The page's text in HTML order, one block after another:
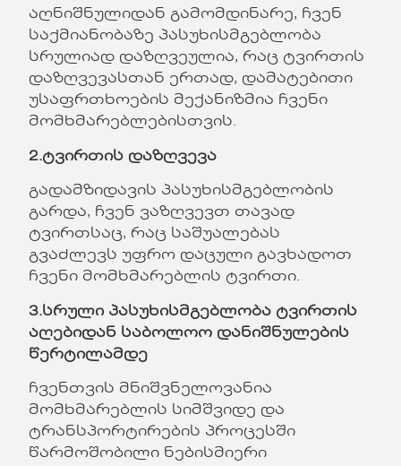
აღნიშნულიდან გამომდინარე, ჩვენ
საქმიანობაზე პასუხისმგებლობა
სრულიად დაზღვეულია, რაც ტვირთის
დაზღვევასთან ერთად, დამატებითი
უსაფრთხოების მექანიზმია ჩვენი
მომხმარებლებისთვის.
2.ტვირთის დაზღვევა
გადამზიდავის პასუხისმგებლობის
გარდა, ჩვენ ვაზღვევთ თავად
ტვირთსაც, რაც საშუალებას
გვაძლევს უფრო დაცული გავხადოთ
ჩვენი მომხმარებლის ტვირთი.
3.სრული პასუხისმგებლობა ტვირთის
აღებიდან საბოლოო დანიშნულების
წერტილამდე
ჩვენთვის მნიშვნელოვანია
მომხმარებლის სიმშვიდე და
ტრანსპორტირების პროცესში
წარმოშობილი ნებისმიერი